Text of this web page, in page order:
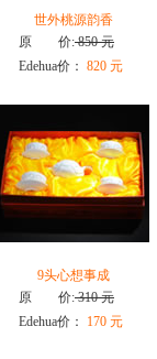
世外桃源韵香
原 价:850 元
Edehua价： 820 元
9头心想事成
原 价:310 元
Edehua价：
170 元